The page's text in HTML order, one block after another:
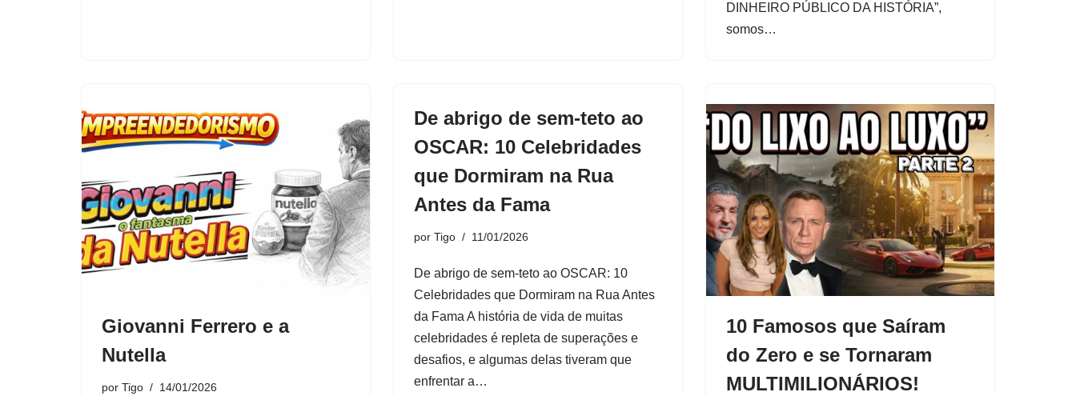
DINHEIRO PÚBLICO DA HISTÓRIA”,
somos…
Giovanni Ferrero e a
Nutella
por Tigo 14/01/2026
De abrigo de sem-teto ao
OSCAR: 10 Celebridades
que Dormiram na Rua
Antes da Fama
por Tigo 11/01/2026
De abrigo de sem-teto ao OSCAR: 10
Celebridades que Dormiram na Rua Antes
da Fama A história de vida de muitas
celebridades é repleta de superações e
desafios, e algumas delas tiveram que
enfrentar a…
10 Famosos que Saíram
do Zero e se Tornaram
MULTIMILIONÁRIOS!